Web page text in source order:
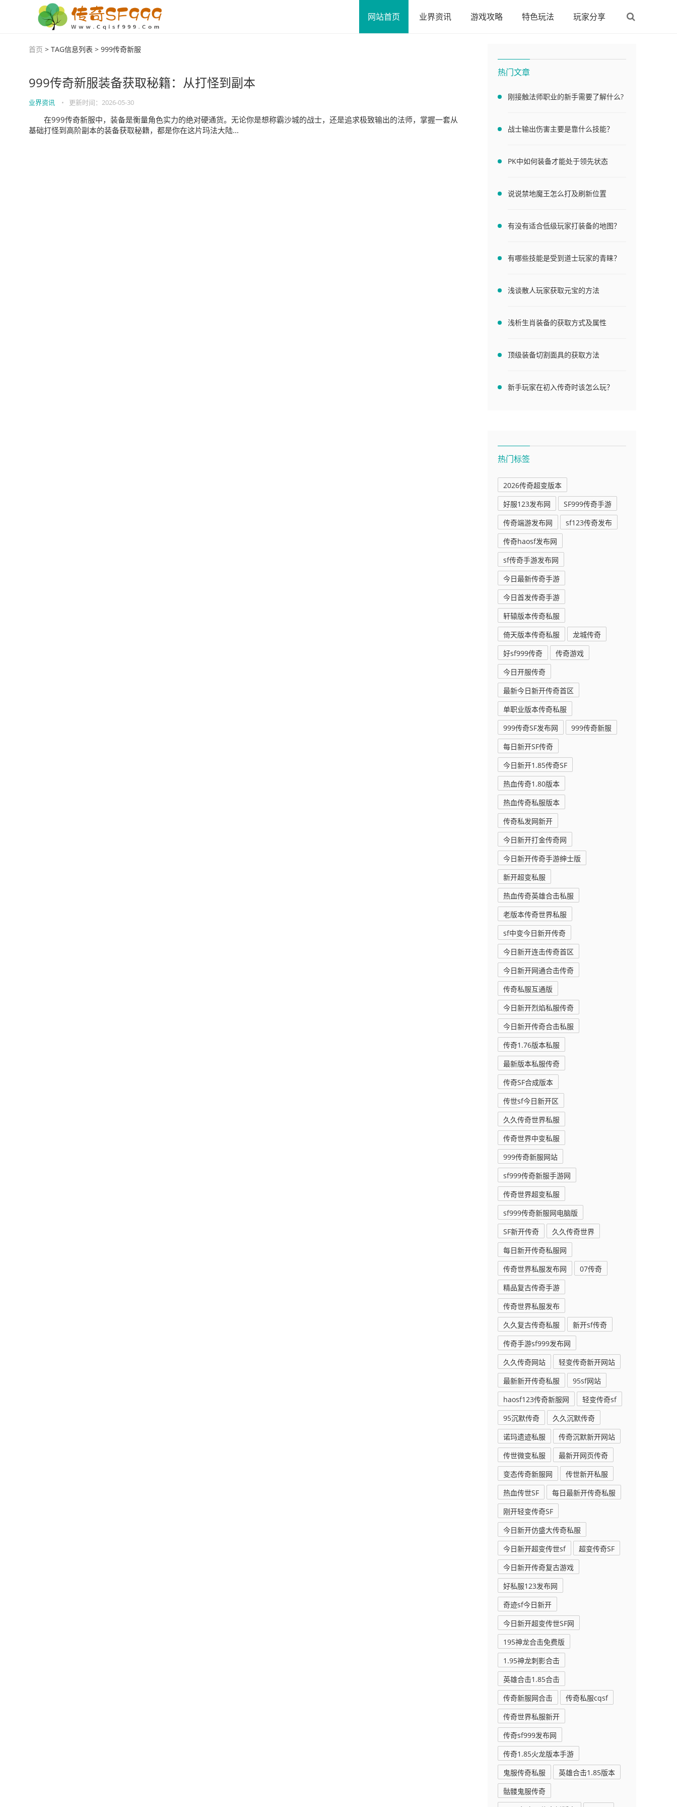
网站首页 业界资讯 游戏攻略 特色玩法 玩家分享
首页 > TAG信息列表 > 999传奇新服
999传奇新服装备获取秘籍：从打怪到副本
业界资讯 • 更新时间： 2026-05-30
在999传奇新服中，装备是衡量角色实力的绝对硬通货。无论你是想称霸沙城的战士，还是追求极致输出的法师，掌握一套从
基础打怪到高阶副本的装备获取秘籍，都是你在这片玛法大陆...
热门文章
刚接触法师职业的新手需要了解什么?
战士输出伤害主要是靠什么技能？
PK中如何装备才能处于领先状态
说说禁地魔王怎么打及刷新位置
有没有适合低级玩家打装备的地图？
有哪些技能是受到道士玩家的青睐？
浅谈散人玩家获取元宝的方法
浅析生肖装备的获取方式及属性
顶级装备切割面具的获取方法
新手玩家在初入传奇时该怎么玩？
热门标签
2026传奇超变版本
好服123发布网
SF999传奇手游
传奇端游发布网
sf123传奇发布
传奇haosf发布网
sf传奇手游发布网
今日最新传奇手游
今日首发传奇手游
轩辕版本传奇私服
倚天版本传奇私服
龙城传奇
好sf999传奇
传奇游戏
今日开服传奇
最新今日新开传奇首区
单职业版本传奇私服
999传奇SF发布网
999传奇新服
每日新开SF传奇
今日新开1.85传奇SF
热血传奇1.80版本
热血传奇私服版本
传奇私发网新开
今日新开打金传奇网
今日新开传奇手游绅士版
新开超变私服
热血传奇英雄合击私服
老版本传奇世界私服
sf中变今日新开传奇
今日新开连击传奇首区
今日新开网通合击传奇
传奇私服互通版
今日新开烈焰私服传奇
今日新开传奇合击私服
传奇1.76版本私服
最新版本私服传奇
传奇SF合成版本
传世sf今日新开区
久久传奇世界私服
传奇世界中变私服
999传奇新服网站
sf999传奇新服手游网
传奇世界超变私服
sf999传奇新服网电脑版
SF新开传奇
久久传奇世界
每日新开传奇私服网
传奇世界私服发布网
07传奇
精品复古传奇手游
传奇世界私服发布
久久复古传奇私服
新开sf传奇
传奇手游sf999发布网
久久传奇网站
轻变传奇新开网站
最新新开传奇私服
95sf网站
haosf123传奇新服网
轻变传奇sf
95沉默传奇
久久沉默传奇
诺玛遗迹私服
传奇沉默新开网站
传世微变私服
最新开网页传奇
变态传奇新服网
传世新开私服
热血传世SF
每日最新开传奇私服
刚开轻变传奇SF
今日新开仿盛大传奇私服
今日新开超变传世sf
超变传奇SF
今日新开传奇复古游戏
好私服123发布网
奇迹sf今日新开
今日新开超变传世SF网
195神龙合击免费版
1.95神龙刺影合击
英雄合击1.85合击
传奇新服网合击
传奇私服cqsf
传奇世界私服新开
传奇sf999发布网
传奇1.85火龙版本手游
鬼服传奇私服
英雄合击1.85版本
骷髅鬼服传奇